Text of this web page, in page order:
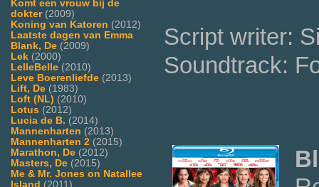
Komt een vrouw bij de
dokter(2009)
Koning van Katoren (2012)
Laatste dagen van Emma
Blank, De (2009)
Lek (2000)
LelleBelle (2010)
Leve Boerenliefde (2013)
Lift, De (1983)
Loft (NL) (2010)
Lotus (2012)
Lucia de B. (2014)
Mannenharten (2013)
Mannenharten 2 (2015)
Marathon, De (2012)
Masters, De (2015)
Me & Mr. Jones on Natallee
Island (2011)
Script writer:
Soundtrack: